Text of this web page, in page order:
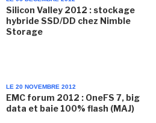
Silicon Valley 2012 : stockage
hybride SSD/DD chez Nimble
Storage
LE 20 NOVEMBRE 2012
EMC forum 2012 : OneFS 7, big
data et baie 100% flash (MAJ)